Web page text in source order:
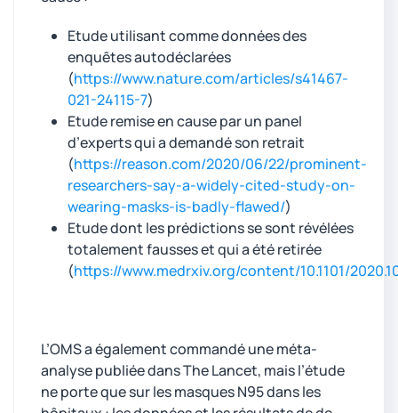
Etude utilisant comme données des
enquêtes autodéclarées
(https://www.nature.com/articles/s41467-
021-24115-7)
Etude remise en cause par un panel
d’experts qui a demandé son retrait
(https://reason.com/2020/06/22/prominent-
researchers-say-a-widely-cited-study-on-
wearing-masks-is-badly-flawed/)
Etude dont les prédictions se sont révélées
totalement fausses et qui a été retirée
(https://www.medrxiv.org/content/10.1101/
L’OMS a également commandé une méta-
analyse publiée dans The Lancet, mais l’étude
ne porte que sur les masques N95 dans les